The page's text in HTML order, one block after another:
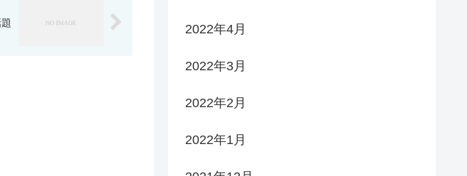
2022年4月
2022年3月
2022年2月
2022年1月